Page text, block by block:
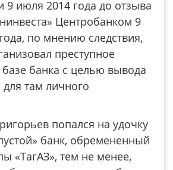
9 июля 2014 года до отзыва
Центробанком 9
по мнению следствия,
преступное
банка с целью вывода
для там личного
попался на удочку
банк, обремененный
«ТагАЗ», тем не менее,